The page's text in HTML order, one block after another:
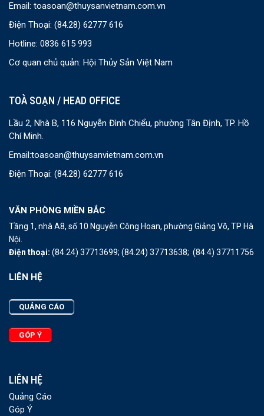
Email: toasoan@thuysanvietnam.com.vn
Điện Thoại: (84.28) 62777 616
Hotline: 0836 615 993
Cơ quan chủ quản: Hội Thủy Sản Việt Nam
TOÀ SOẠN / HEAD OFFICE
Lầu 2, Nhà B, 116 Nguyễn Đình Chiểu, phường Tân Định, TP. Hồ
Chí Minh.
Email:toasoan@thuysanvietnam.com.vn
Điện Thoại: (84.28) 62777 616
VĂN PHÒNG MIỀN BẮC
Tầng 1, nhà A8, số 10 Nguyễn Công Hoan, phường Giảng Võ, TP Hà
Nội.
Điện thoại: (84.24) 37713699; (84.24) 37713638; (84.4) 37711756
LIÊN HỆ
QUẢNG CÁO
GÓP Ý
LIÊN HỆ
Quảng Cáo
Góp Ý